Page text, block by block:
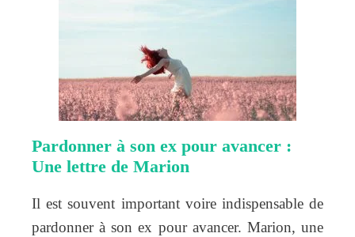
Pardonner à son ex pour avancer :
Une lettre de Marion
Il est souvent important voire indispensable de
pardonner à son ex pour avancer. Marion, une